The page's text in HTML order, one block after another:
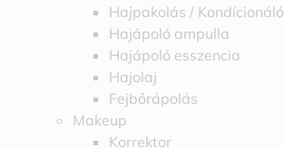
Hajpakolás / Kondícionáló
Hajápoló ampulla
Hajápoló esszencia
Hajolaj
Fejbőrápolás
Makeup
Korrektor